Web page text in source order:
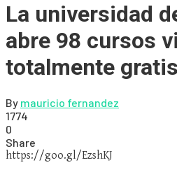
La universidad
abre 98 cursos
totalmente gratis
By mauricio fernandez
1774
0
Share
https://goo.gl/EzshKJ